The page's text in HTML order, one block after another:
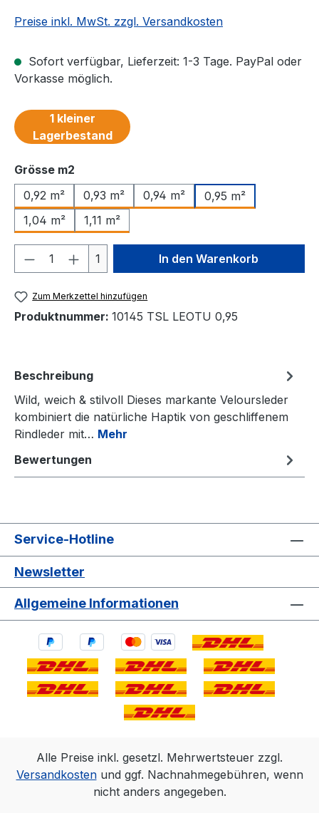
Preise inkl. MwSt. zzgl. Versandkosten
Sofort verfügbar, Lieferzeit: 1-3 Tage. PayPal oder
Vorkasse möglich.
1 kleiner
Lagerbestand
Grösse m2
0,92 m²
0,93 m² 0,94 m²
0,95 m²
1,04 m²
1,11 m²
Produkt Anzahl: Gib den
1 In den Warenkorb
Zum Merkzettel hinzufügen
Produktnummer: 10145 TSL LEOTU 0,95
Beschreibung
Wild, weich & stilvoll Dieses markante Veloursleder
kombiniert die natürliche Haptik von geschliffenem
Rindleder mit… Mehr
Bewertungen
Service-Hotline
Newsletter
Allgemeine Informationen
Alle Preise inkl. gesetzl. Mehrwertsteuer zzgl.
Versandkostenund ggf. Nachnahmegebühren, wenn
nicht anders angegeben.